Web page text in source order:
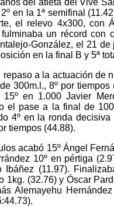
del atleta del Vive
en la 1ª semifinal
el relevo 4x300, con
fulminaba un récord
González, el 21
en la final B y 5ª
a la actuación de
300m.l., 8º por
15º en 1.000 Javier
el pase a la final de
4º en la ronda
tiempos (44.88).
acabó 15º Ángel
10º en pértiga
Ibáñez (11.97).
1kg. (32.76) y Óscar
Alemayehu